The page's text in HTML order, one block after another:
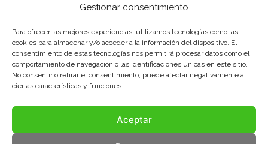
Gestionar consentimiento
Para ofrecer las mejores experiencias, utilizamos tecnologías como las
cookies para almacenar y/o acceder a la información del dispositivo. El
consentimiento de estas tecnologías nos permitirá procesar datos como el
comportamiento de navegación o las identificaciones únicas en este sitio.
No consentir o retirar el consentimiento, puede afectar negativamente a
ciertas características y funciones.
Aceptar